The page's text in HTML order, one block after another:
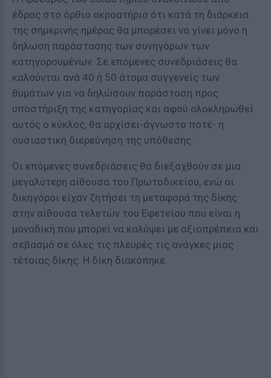
έδρας στο όρθιο ακροατήριο ότι κατά τη διάρκεια
της σημερινής ημέρας θα μπορέσει να γίνει μόνο η
δηλωση παράστασης των συνηγόρων των
κατηγορουμένων. Σε επόμενες συνεδριάσεις θα
καλούνται ανά 40 ή 50 άτομα συγγενείς των
θυμάτων για να δηλώσουν παράσταση προς
υποστήριξη της κατηγορίας και αφού ολοκληρωθεί
αυτός ο κύκλος, θα αρχίσει-άγνωστο ποτέ- η
ουσιαστική διερεύνηση της υπόθεσης.
Οι επόμενες συνεδριάσεις θα διεξαχθούν σε μια
μεγαλύτερη αίθουσα του Πρωτοδικείου, ενώ οι
δικηγόροι είχαν ζητήσει τη μεταφορά της δίκης
στην αίθουσα τελετών του Εφετείου που είναι η
μοναδική που μπορεί να καλύψει με αξιοπρέπεια και
σεβασμό σε όλες τις πλευρές τις ανάγκες μιας
τέτοιας δίκης. Η δίκη διακόπηκε.